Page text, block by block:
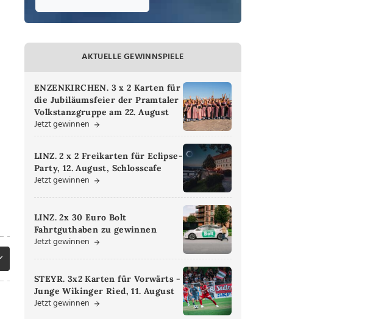
AKTUELLE GEWINNSPIELE
ENZENKIRCHEN. 3 x 2 Karten für
die Jubiläumsfeier der Pramtaler
Volkstanzgruppe am 22. August
Jetzt gewinnen
LINZ. 2 x 2 Freikarten für Eclipse-
Party, 12. August, Schlosscafe
Jetzt gewinnen
LINZ. 2x 30 Euro Bolt
Fahrtguthaben zu gewinnen
Jetzt gewinnen
STEYR. 3x2 Karten für Vorwärts -
Junge Wikinger Ried, 11. August
Jetzt gewinnen